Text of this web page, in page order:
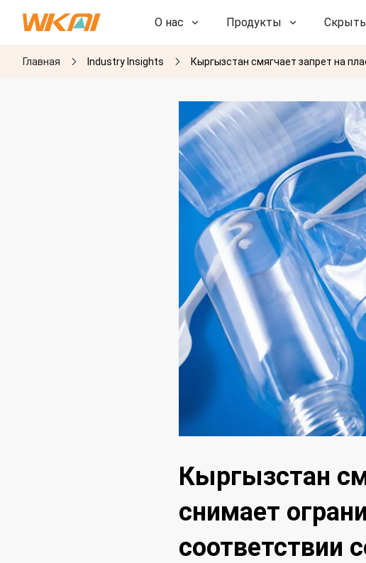
О нас Продукты
НИОКР
Главная Industry Insights Кыргызстан смягчает запрет на
Кыргызстан
снимает
соответствии